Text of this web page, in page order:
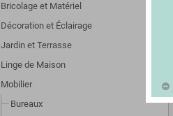
Bricolage et Matériel
Décoration et Éclairage
Jardin et Terrasse
Linge de Maison
Mobilier
Bureaux